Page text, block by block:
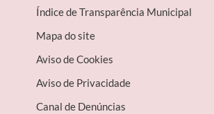
Índice de Transparência Municipal
Mapa do site
Aviso de Cookies
Aviso de Privacidade
Canal de Denúncias